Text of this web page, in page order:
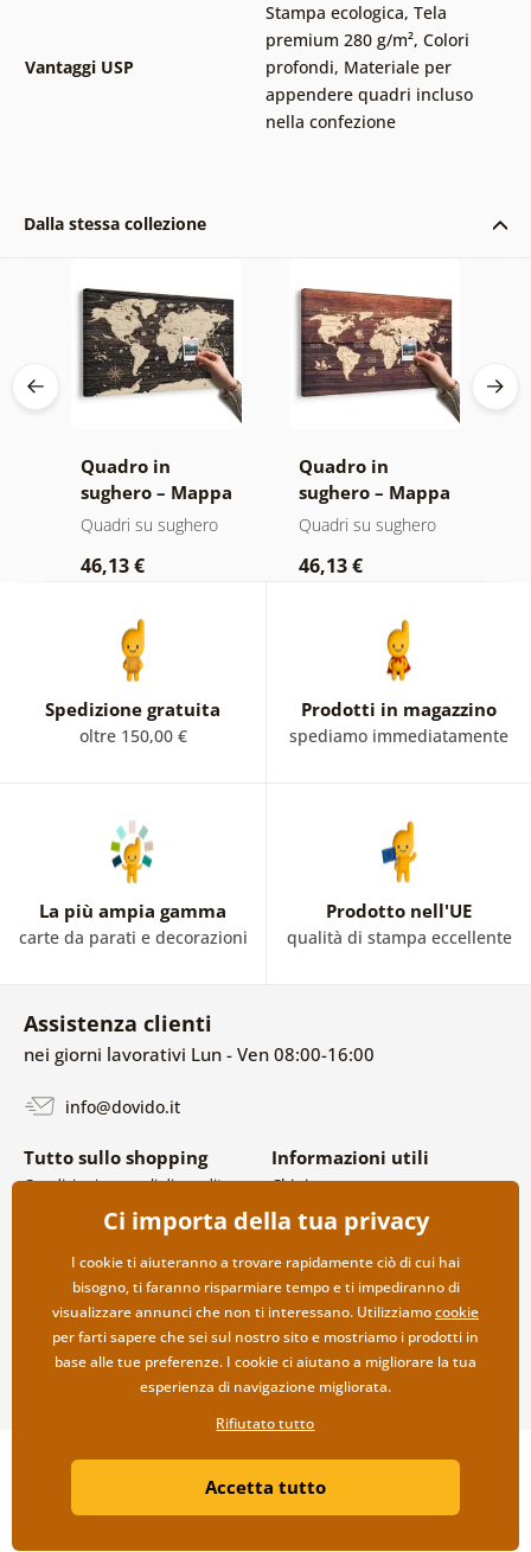
Vantaggi USP
Stampa ecologica, Tela
premium 280 g/m², Colori
profondi, Materiale per
appendere quadri incluso
nella confezione
Dalla stessa collezione
Quadro in
sughero – Mappa
su sfondo di legno
Quadri su sughero
46,13 €
Quadro in
sughero – Mappa
su legno
Quadri su sughero
46,13 €
Spedizione gratuita
oltre 150,00 €
Prodotti in magazzino
spediamo immediatamente
La più ampia gamma
carte da parati e decorazioni
Prodotto nell'UE
qualità di stampa eccellente
Assistenza clienti
nei giorni lavorativi Lun - Ven 08:00-16:00
info@dovido.it
Tutto sullo shopping
Condizioni generali di vendita e
Politica sulla privacy
Opzioni di spedizione e
pagamento
Reso della merce
Informazioni utili
Chi siamo
FAQ
Contatti
Collaborazione all’ingrosso
Copyright ©2019 © Dovido.it.
Litvanyi.sk| Negozio online creato da
Ci importa della tua privacy
I cookie ti aiuteranno a trovare rapidamente ciò di cui hai
bisogno, ti faranno risparmiare tempo e ti impediranno di
visualizzare annunci che non ti interessano. Utilizziamocookie
per farti sapere che sei sul nostro sito e mostriamo i prodotti in
base alle tue preferenze. I cookie ci aiutano a migliorare la tua
esperienza di navigazione migliorata.
Rifiutato tutto
Accetta tutto